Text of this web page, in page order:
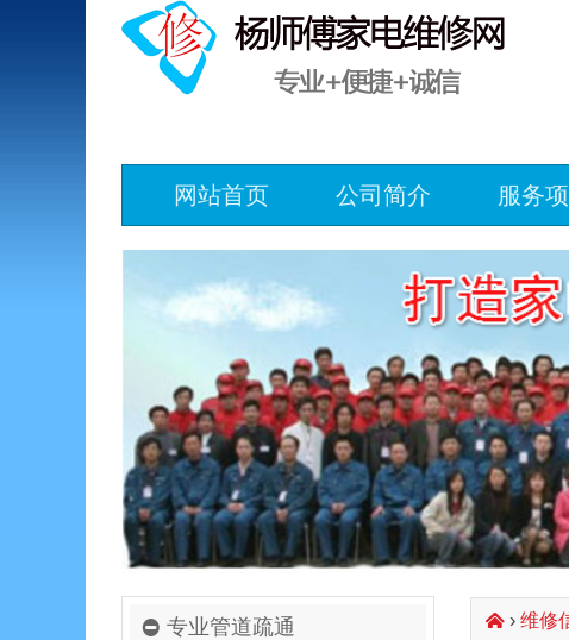
网站首页 公司简介 服务
专业管道疏通 󰄫› 维修